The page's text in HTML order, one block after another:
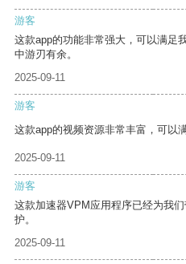
游客
这款app的功能非常强大，可以满足
中游刃有余。
2025-09-11
游客
这款app的视频资源非常丰富，可以
2025-09-11
游客
这款加速器VPM应用程序已经为我
护。
2025-09-11